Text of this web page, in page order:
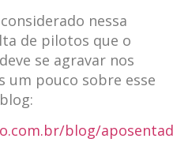
nessa
de pilotos que o
se agravar nos
um pouco sobre esse
blog/